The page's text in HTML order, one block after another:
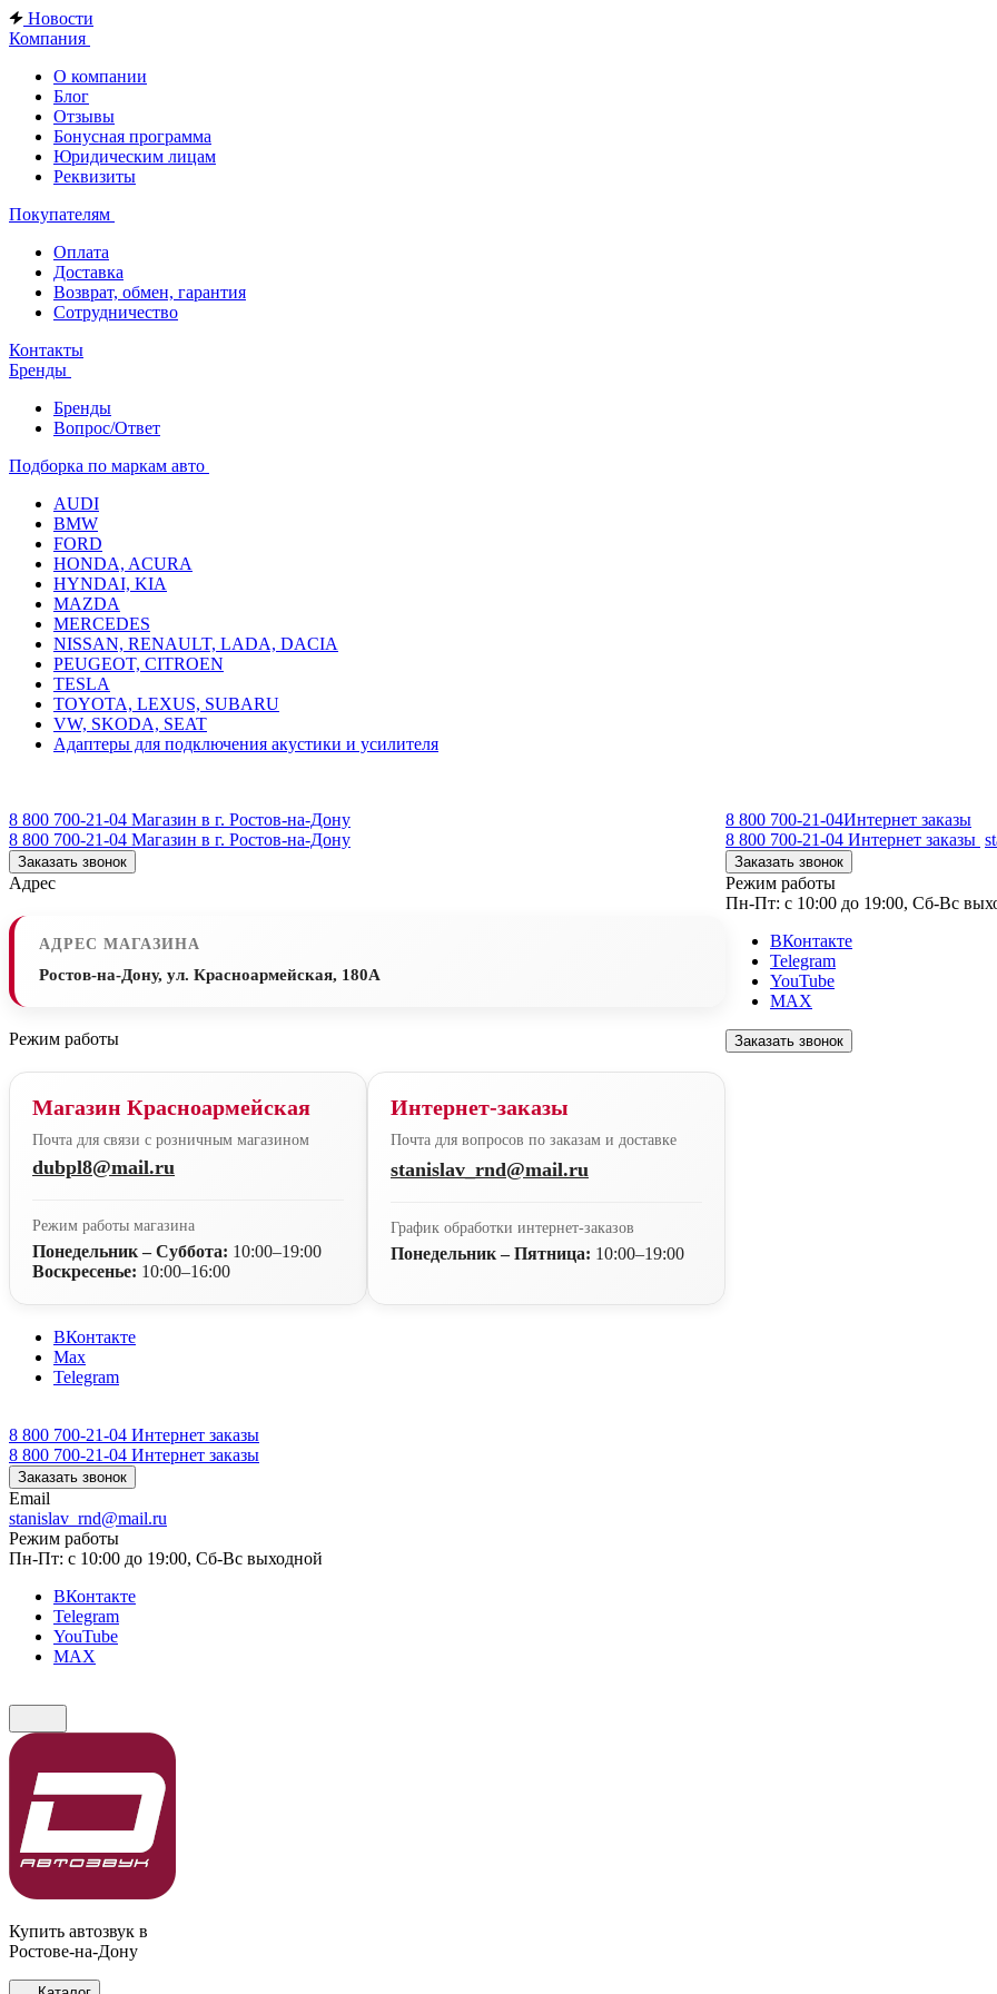
Новости
Компания
О компании
Блог
Отзывы
Бонусная программа
Юридическим лицам
Реквизиты
Покупателям
Оплата
Доставка
Возврат, обмен, гарантия
Сотрудничество
Контакты
Бренды
Бренды
Вопрос/Ответ
Подборка по маркам авто
AUDI
BMW
FORD
HONDA, ACURA
HYNDAI, KIA
MAZDA
MERCEDES
NISSAN, RENAULT, LADA, DACIA
PEUGEOT, CITROEN
TESLA
TOYOTA, LEXUS, SUBARU
VW, SKODA, SEAT
Адаптеры для подключения акустики и усилителя
8 800 700-21-04 Магазин в г. Ростов-на-Дону
8 800 700-21-04 Магазин в г. Ростов-на-Дону
Заказать звонок
Адрес
АДРЕС МАГАЗИНА
Ростов-на-Дону, ул. Красноармейская, 180А
Режим работы
Магазин Красноармейская
Почта для связи с розничным магазином
dubpl8@mail.ru
Режим работы магазина
Понедельник – Суббота: 10:00–19:00
Воскресенье: 10:00–16:00
Интернет-заказы
Почта для вопросов по заказам и доставке
stanislav_rnd@mail.ru
График обработки интернет-заказов
Понедельник – Пятница: 10:00–19:00
ВКонтакте
Max
Telegram
8 800 700-21-04 Интернет заказы
8 800 700-21-04 Интернет заказы
Заказать звонок
Email
stanislav_rnd@mail.ru
Режим работы
Пн-Пт: с 10:00 до 19:00, Сб-Вс выходной
ВКонтакте
Telegram
YouTube
MAX
8 800 700-21-04Интернет заказы
8 800 700-21-04 Интернет заказы
Заказать звонок
Режим работы
Пн-Пт: с 10:00 до 19:00, Сб-Вс
ВКонтакте
Telegram
YouTube
MAX
Заказать звонок
Купить автозвук в
Ростове-на-Дону